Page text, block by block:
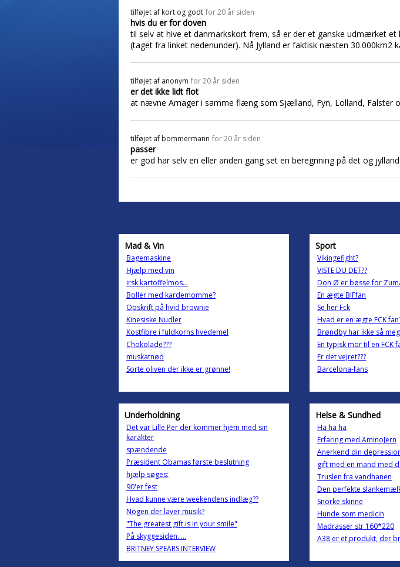
tilføjet af kort og godt for 20 år siden
hvis du er for doven
til selv at hive et danmarkskort frem, så er der et ganske udmærket et
(taget fra linket nedenunder). Nå Jylland er faktisk næsten 30.000km2
tilføjet af anonym for 20 år siden
er det ikke lidt flot
at nævne Amager i samme flæng som Sjælland, Fyn, Lolland, Falster
tilføjet af bommermann for 20 år siden
passer
er god har selv en eller anden gang set en beregnning på det og
Mad & Vin
Bagemaskine
Hjælp med vin
irsk kartoffelmos...
Boller med kardemomme?
Opskrift på hvid brownie
Kinesiske Nudler
Kostfibre i fuldkorns hvedemel
Chokolade???
muskatnød
Sorte oliven der ikke er grønne!
Sport
Vikingefight?
VISTE DU DET??
Don Ø er bøsse for
En ægte BIFfan
Se her Fck
Hvad er en ægte FCK
Brøndby har ikke så
En typisk mor til en FCK
Er det vejret???
Barcelona-fans
Underholdning
Det var Lille Per der kommer hjem med sin
karakter
spændende
Præsident Obamas første beslutning
hjælp søges:
90'er fest
Hvad kunne være weekendens indlæg??
Nogen der laver musik?
"The greatest gift is in your smile"
På skyggesiden.....
BRITNEY SPEARS INTERVIEW
Helse & Sundhed
Ha ha ha
Erfaring med AminoJern
Anerkend din
gift med en mand med
Truslen fra vandhanen
Den perfekte
Snorke skinne
Hunde som medicin
Madrasser str 160*220
A38 er et produkt, der